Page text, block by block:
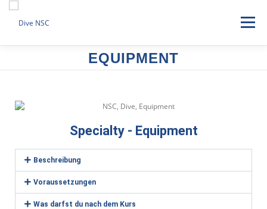
Menü
FÜR TAUCHER
FAMILIE DATENSCHUTZ
EQUIPMENT
Specialty - Equipment
Beschreibung
Voraussetzungen
Was darfst du nach dem Kurs